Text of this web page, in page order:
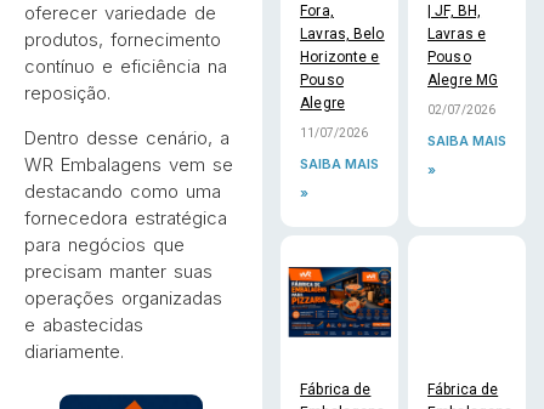
oferecer variedade de
produtos, fornecimento
contínuo e eficiência na
reposição.
Dentro desse cenário, a
WR Embalagens vem se
destacando como uma
fornecedora estratégica
para negócios que
precisam manter suas
operações organizadas
e abastecidas
diariamente.
Fora,
Lavras, Belo
Horizonte e
Pouso
Alegre
11/07/2026
SAIBA MAIS
»
| JF, BH,
Lavras e
Pouso
Alegre MG
02/07/2026
SAIBA MAIS
»
Fábrica de
Fábrica de